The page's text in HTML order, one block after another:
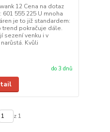
12 Cena na dotaz
555 225 U mnoha
je to již standardem:
trend pokračuje dále.
sezení venku i v
Kvůli
do 3 dnů
z 1